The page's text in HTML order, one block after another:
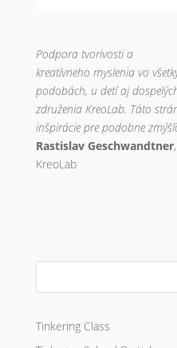
Podpora tvorivosti a
kreatívneho myslenia vo
podobách, u detí aj
združenia KreoLab. Táto
inšpirácie pre podobne
Rastislav Geschwandtner
KreoLab
Tinkering Class